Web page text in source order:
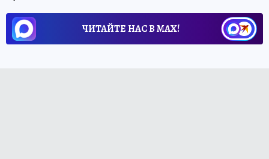
ЧИТАЙТЕ НАС В МАХ!